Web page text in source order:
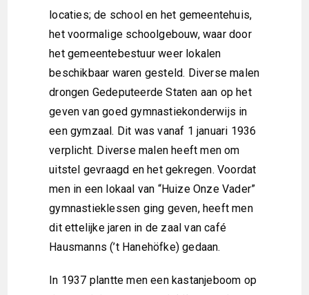
locaties; de school en het gemeentehuis,
het voormalige schoolgebouw, waar door
het gemeentebestuur weer lokalen
beschikbaar waren gesteld. Diverse malen
drongen Gedeputeerde Staten aan op het
geven van goed gymnastiekonderwijs in
een gymzaal. Dit was vanaf 1 januari 1936
verplicht. Diverse malen heeft men om
uitstel gevraagd en het gekregen. Voordat
men in een lokaal van “Huize Onze Vader”
gymnastieklessen ging geven, heeft men
dit ettelijke jaren in de zaal van café
Hausmanns (’t Hanehöfke) gedaan.
In 1937 plantte men een kastanjeboom op